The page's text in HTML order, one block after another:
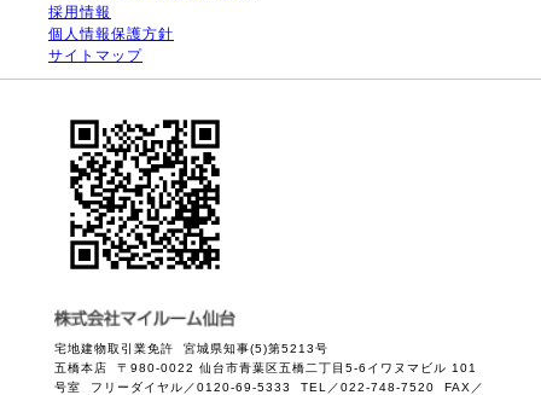
採用情報
個人情報保護方針
サイトマップ
宅地建物取引業免許 宮城県知事(5)第5213号
五橋本店 〒980-0022 仙台市青葉区五橋二丁目5-6イワヌマビル 101
号室 フリーダイヤル／0120-69-5333 TEL／022-748-7520 FAX／